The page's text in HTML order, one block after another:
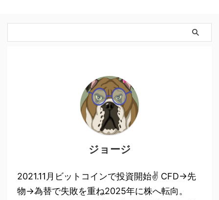
ジョージ
2021.11月ビットコインで投資開始✌ CFD→先
物→為替で失敗を重ね2025年に株へ転向。